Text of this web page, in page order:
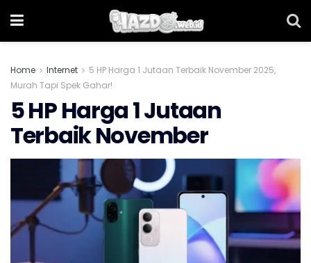
Home Internet
5 HP Harga 1 Jutaan Terbaik November 2025,
Murah Tapi Spek Gahar!
5 HP Harga 1 Jutaan
Terbaik November